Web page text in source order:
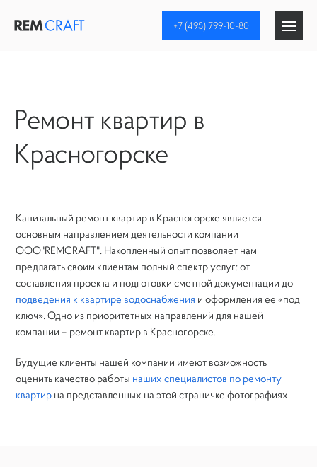
+7 (495) 799-10-80
Отделка коттеджей
Дизайн интерьера
Компания
Ремонт квартир в
Красногорске
Капитальный ремонт квартир в Красногорске является
основным направлением деятельности компании
ООО"REMCRAFT". Накопленный опыт позволяет нам
предлагать своим клиентам полный спектр услуг: от
составления проекта и подготовки сметной документации до
подведения к квартире водоснабжения и оформления ее «под
ключ». Одно из приоритетных направлений для нашей
компании – ремонт квартир в Красногорске.
Будущие клиенты нашей компании имеют возможность
оценить качество работы наших специалистов по ремонту
квартир на представленных на этой страничке фотографиях.